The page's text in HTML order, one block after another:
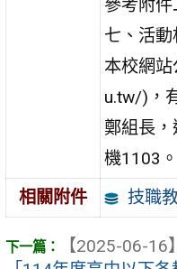
參考附件
七、活
本校網
u.tw/)，
鄭組長
機1103。
相關附件
技職
【2025-06-16】